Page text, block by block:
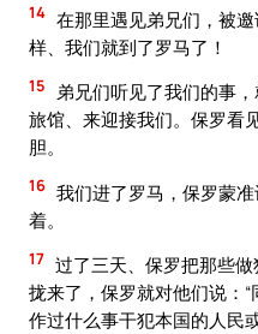
14 在那里遇见弟兄们，被
样、我们就到了罗马了！
15
弟兄们听见了我们的事
旅馆、来迎接我们。保罗看
胆。
16 我们进了罗马，保罗蒙
着。
17 过了三天、保罗把那些
拢来了，保罗就对他们说：
作过什么事干犯本国的人民